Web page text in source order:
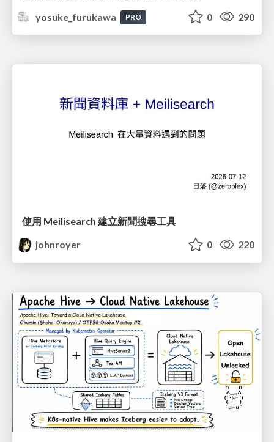
yosuke_furukawa
PRO 0 290
使用 Meilisearch 建立新聞搜尋工具
johnroyer
0 220